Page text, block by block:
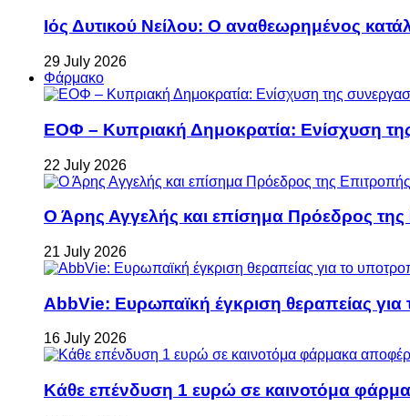
Ιός Δυτικού Νείλου: Ο αναθεωρημένος
29 July 2026
Φάρμακο
ΕΟΦ – Κυπριακή Δημοκρατία: Ενίσχυση
22 July 2026
Ο Άρης Αγγελής και επίσημα Πρόεδρος
21 July 2026
AbbVie: Ευρωπαϊκή έγκριση θεραπείας
16 July 2026
Κάθε επένδυση 1 ευρώ σε καινοτόμα